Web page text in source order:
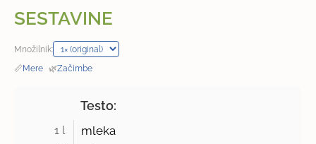
SESTAVINE
Množilnik:
📏Mere · 🌿Začimbe
Testo:
1 l mleka